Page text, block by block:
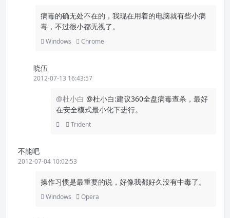
病毒的确无处不在的，我现在用着的电脑就有些小病
毒，不过很小都无视了。
Windows Chrome
晓伍
2012-07-13 16:43:57
@杜小白 @杜小白:建议360全盘病毒查杀，最好
在安全模式最小化下进行。
Trident
不能吧
2012-07-04 10:02:53
操作习惯是最重要的说，好像我都好久没有中毒了。
Windows Opera